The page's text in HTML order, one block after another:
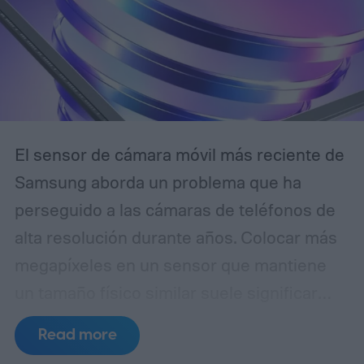
El sensor de cámara móvil más reciente de
Samsung aborda un problema que ha
perseguido a las cámaras de teléfonos de
alta resolución durante años. Colocar más
reducir cada píxel, lo que limita la cantidad
de luz que puede capturar. El ISOCELL
Read more